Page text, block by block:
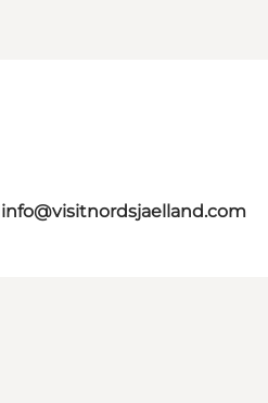
info@visitnordsjaelland.com